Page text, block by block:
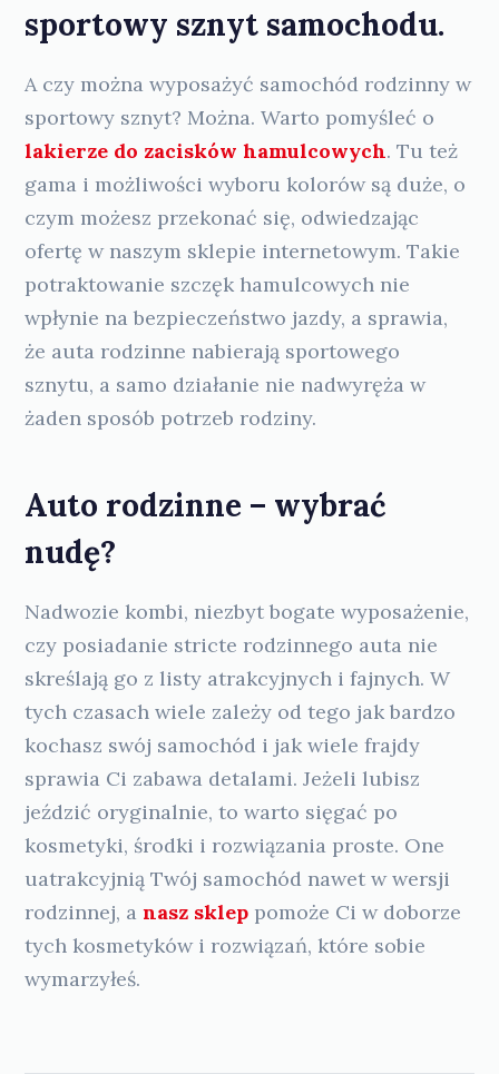
sportowy sznyt samochodu.
A czy można wyposażyć samochód rodzinny w
sportowy sznyt? Można. Warto pomyśleć o
lakierze do zacisków hamulcowych. Tu też
gama i możliwości wyboru kolorów są duże, o
czym możesz przekonać się, odwiedzając
ofertę w naszym sklepie internetowym. Takie
potraktowanie szczęk hamulcowych nie
wpłynie na bezpieczeństwo jazdy, a sprawia,
że auta rodzinne nabierają sportowego
sznytu, a samo działanie nie nadwyręża w
żaden sposób potrzeb rodziny.
Auto rodzinne – wybrać
nudę?
Nadwozie kombi, niezbyt bogate wyposażenie,
czy posiadanie stricte rodzinnego auta nie
skreślają go z listy atrakcyjnych i fajnych. W
tych czasach wiele zależy od tego jak bardzo
kochasz swój samochód i jak wiele frajdy
sprawia Ci zabawa detalami. Jeżeli lubisz
jeździć oryginalnie, to warto sięgać po
kosmetyki, środki i rozwiązania proste. One
uatrakcyjnią Twój samochód nawet w wersji
rodzinnej, anasz sklep pomoże Ci w doborze
tych kosmetyków i rozwiązań, które sobie
wymarzyłeś.